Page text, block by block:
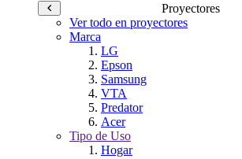
Proyectores
Ver todo en proyectores
Marca
LG
Epson
Samsung
VTA
Predator
Acer
Tipo de Uso
Hogar